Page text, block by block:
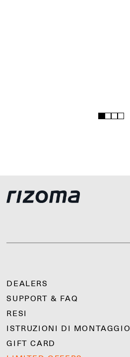
1 2 3 4
DEALERS
SUPPORT & FAQ
RESI
ISTRUZIONI DI MONTAGGIO
GIFT CARD